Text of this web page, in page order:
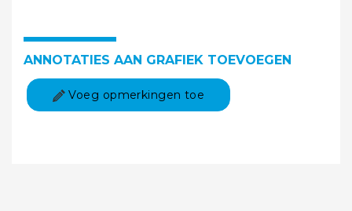
ANNOTATIES AAN GRAFIEK TOEVOEGEN
Voeg opmerkingen toe